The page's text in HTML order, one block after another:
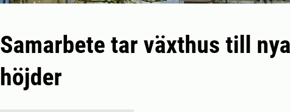
Samarbete tar växthus till
höjder